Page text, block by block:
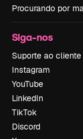
Procurando por
Siga-nos
Suporte ao cliente
Instagram
YouTube
LinkedIn
TikTok
Discord